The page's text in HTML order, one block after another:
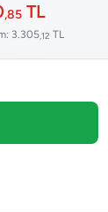
,85 TL
3.305,12 TL